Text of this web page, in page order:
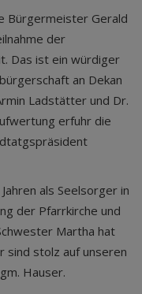
Bürgermeister Gerald
der
Das ist ein würdiger
an Dekan
Ladstätter und Dr.
erfuhr die
als Seelsorger in
der Pfarrkirche und
Martha hat
sind stolz auf unseren
Hauser.